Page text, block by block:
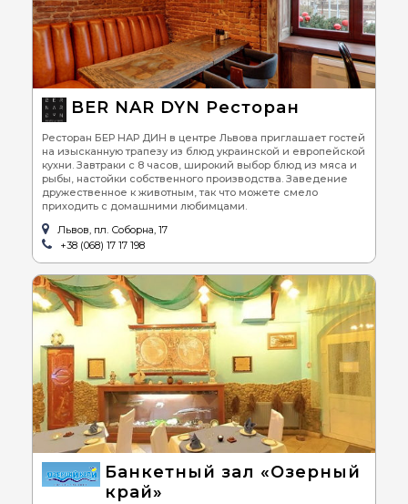
BER NAR DYN Ресторан
Ресторан БЕР НАР ДИН в центре Львова приглашает гостей
на изысканную трапезу из блюд украинской и европейской
кухни. Завтраки с 8 часов, широкий выбор блюд из мяса и
рыбы, настойки собственного производства. Заведение
дружественное к животным, так что можете смело
приходить с домашними любимцами.
Львов, пл. Соборна, 17
+38 (068) 17 17 198
Банкетный зал «Озерный
край»